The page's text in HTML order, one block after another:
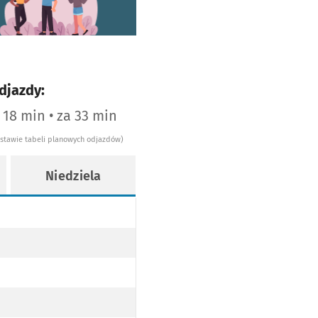
min • za 33 min
tabeli planowych odjazdów)
Niedziela